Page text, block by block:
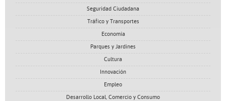
Seguridad Ciudadana
Tráfico y Transportes
Economía
Parques y Jardines
Cultura
Innovación
Empleo
Desarrollo Local, Comercio y Consumo